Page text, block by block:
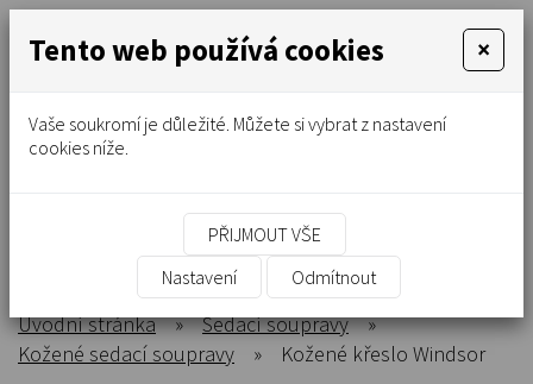
Kožené křeslo Windsor
Úvodní stránka » Sedací soupravy
»
Kožené sedací soupravy
» Kožené křeslo Windsor
Tento web používá cookies ×
Vaše soukromí je důležité. Můžete si vybrat z nastavení
cookies níže.
PŘIJMOUT VŠE
Nastavení
Odmítnout